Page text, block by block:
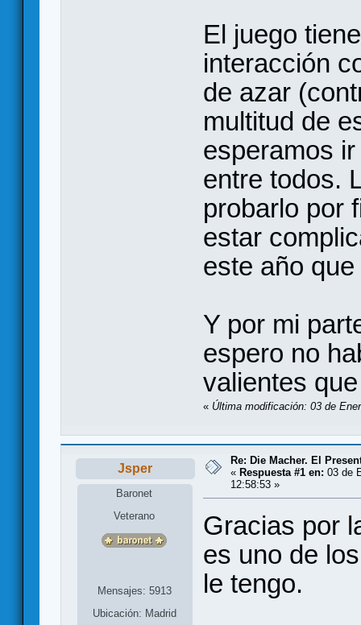
El juego
interacción
de azar
multitud de
esperamos
entre todos.
probarlo por
estar
este año
Y por mi
espero no
valientes
« Última modificación: 03 de
Jsper
Baronet
Veterano
Mensajes: 5913
Ubicación: Madrid
Re: Die Macher. El
« Respuesta #1 en: 03 de
12:58:53 »
Gracias por
es uno de
le tengo.